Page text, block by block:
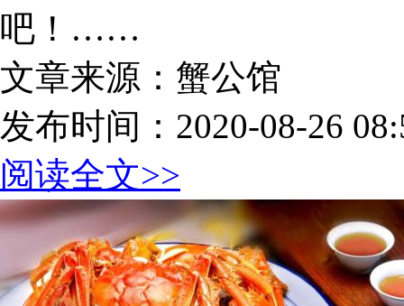
吧！……
文章来源：蟹公馆
发布时间：2020-08-26
阅读全文>>